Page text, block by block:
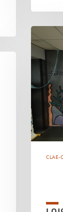
CLAE-